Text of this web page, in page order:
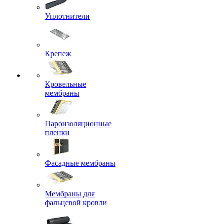
Уплотнители
Крепеж
Кровельные
мембраны
Пароизоляционные
пленки
Фасадные мембраны
Мембраны для
фальцевой кровли